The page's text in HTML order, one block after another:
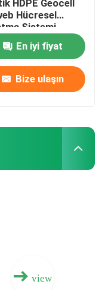
HDPE Geocell
Hücresel
Sistemi
En iyi fiyat
Bize ulaşın
view